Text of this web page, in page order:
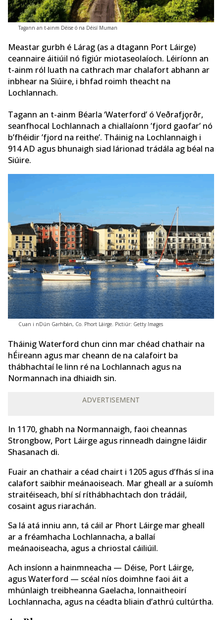
Tagann an t-ainm Déise ó na Déisí Muman
Meastar gurbh é Lárag (as a dtagann Port Láirge)
ceannaire áitiúil nó figiúr miotaseolaíoch. Léiríonn an
t-ainm ról luath na cathrach mar chalafort abhann ar
inbhear na Siúire, i bhfad roimh theacht na
Lochlannach.
Tagann an t-ainm Béarla ‘Waterford’ ó Veðrafjǫrðr,
seanfhocal Lochlannach a chiallaíonn ’fjord gaofar’ nó
b’fhéidir ’fjord na reithe’. Tháinig na Lochlannaigh i
914 AD agus bhunaigh siad lárionad trádála ag béal na
Siúire.
Cuan i nDún Garhbán, Co. Phort Láirge. Pictiúr: Getty Images
Tháinig Waterford chun cinn mar chéad chathair na
hÉireann agus mar cheann de na calafoirt ba
thábhachtaí le linn ré na Lochlannach agus na
Normannach ina dhiaidh sin.
ADVERTISEMENT
In 1170, ghabh na Normannaigh, faoi cheannas
Strongbow, Port Láirge agus rinneadh daingne láidir
Shasanach di.
Fuair an chathair a céad chairt i 1205 agus d’fhás sí ina
calafort saibhir meánaoiseach. Mar gheall ar a suíomh
straitéiseach, bhí sí ríthábhachtach don trádáil,
cosaint agus riarachán.
Sa lá atá inniu ann, tá cáil ar Phort Láirge mar gheall
ar a fréamhacha Lochlannacha, a ballaí
meánaoiseacha, agus a chriostal cáiliúil.
Ach insíonn a hainmneacha — Déise, Port Láirge,
agus Waterford — scéal níos doimhne faoi áit a
mhúnlaigh treibheanna Gaelacha, lonnaitheoirí
Lochlannacha, agus na céadta bliain d’athrú cultúrtha.